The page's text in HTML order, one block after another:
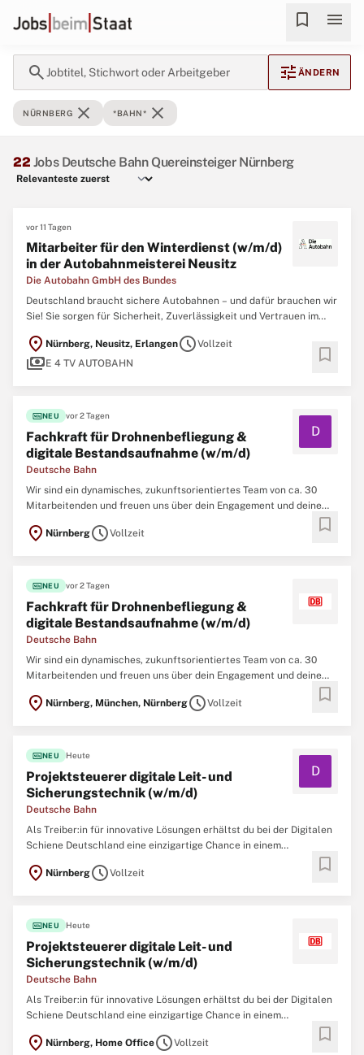
bookmark menu
search Jobtitel, Stichwort oder Arbeitgeber tune ÄNDERN
NÜRNBERG close *BAHN* close
22 Jobs Deutsche Bahn Quereinsteiger Nürnberg
vor 11 Tagen
Mitarbeiter für den Winterdienst (w/m/d)
in der Autobahnmeisterei Neusitz
Die Autobahn GmbH des Bundes
Deutschland braucht sichere Autobahnen – und dafür brauchen wir
Sie! Sie sorgen für Sicherheit, Zuverlässigkeit und Vertrauen im
Menschen und große Maschinen. Dabei kontrollieren und
beseitigen Sie unterschiedlichste Gefahrenstellen
location_on Nürnberg, Neusitz, ErlangenscheduleVollzeit
paymentsE 4 TV AUTOBAHN bookmark
fiber_newNEU vor 2 Tagen
Fachkraft für Drohnenbefliegung &
digitale Bestandsaufnahme (w/m/d)
Deutsche Bahn
D
Wir sind ein dynamisches, zukunftsorientiertes Team von ca. 30
Mitarbeitenden und freuen uns über dein Engagement und deine
Kreativität. Verteilt sind wir über die beiden Standorte Nürnberg
und München. Flexibles Arbeiten ist bei uns möglich, wir freuen uns
location_on NürnbergscheduleVollzeit bookmark
fiber_newNEU vor 2 Tagen
Fachkraft für Drohnenbefliegung &
digitale Bestandsaufnahme (w/m/d)
Deutsche Bahn
Wir sind ein dynamisches, zukunftsorientiertes Team von ca. 30
Mitarbeitenden und freuen uns über dein Engagement und deine
Kreativität. Verteilt sind wir über die beiden Standorte Nürnberg
und München. Flexibles Arbeiten ist bei uns möglich, wir freuen uns
location_on Nürnberg, München, NürnbergscheduleVollzeit bookmark
fiber_newNEU Heute
Projektsteuerer digitale Leit- und
Sicherungstechnik (w/m/d)
Deutsche Bahn
D
Als Treiber:in für innovative Lösungen erhältst du bei der Digitalen
Schiene Deutschland eine einzigartige Chance in einem
dynamischen Umfeld: Du gestaltest Themen von der Konzeption bis
zur Umsetzung und baust zeitgleich einen der zukunftsweisendsten
location_on NürnbergscheduleVollzeit bookmark
fiber_newNEU Heute
Projektsteuerer digitale Leit- und
Sicherungstechnik (w/m/d)
Deutsche Bahn
Als Treiber:in für innovative Lösungen erhältst du bei der Digitalen
Schiene Deutschland eine einzigartige Chance in einem
dynamischen Umfeld: Du gestaltest Themen von der Konzeption bis
zur Umsetzung und baust zeitgleich einen der zukunftsweisendsten
location_on Nürnberg, Home OfficescheduleVollzeit bookmark